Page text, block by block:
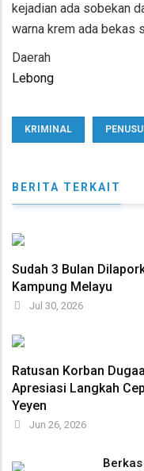
kejadian ada sobekan
warna krem ada bekas
Daerah
Lebong
KRIMINAL
BERITA TERKAIT
Sudah 3 Bulan
Kampung Melayu
Jul 30, 2026
Ratusan Korban
Apresiasi Langkah
Yeyen
Jun 26, 2026